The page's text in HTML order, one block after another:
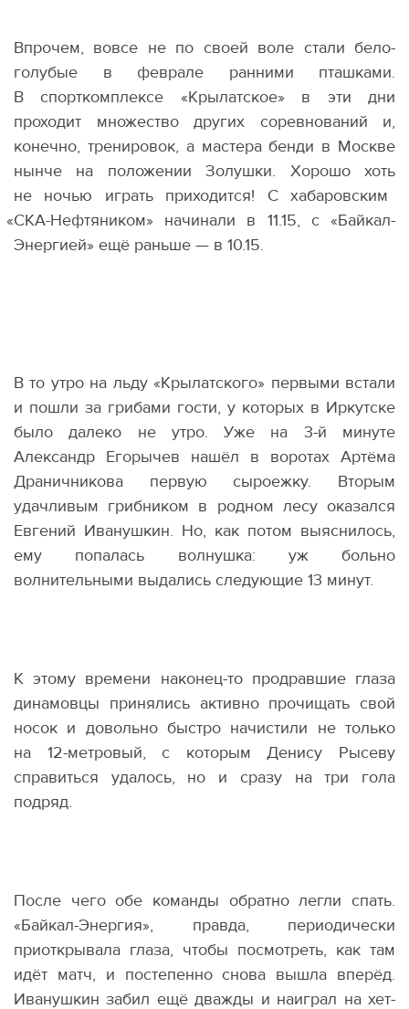
Впрочем, вовсе не по своей воле стали бело-
голубые в феврале ранними пташками.
В спорткомплексе
«Крылатское» в эти дни
проходит множество других соревнований и,
конечно, тренировок, а мастера бенди в Москве
нынче на положении Золушки. Хорошо хоть
не ночью играть приходится! С хабаровским
«СКА-Нефтяником» начинали в 11.15, с «Байкал-
Энергией» ещё раньше — в 10.15.
В то утро на льду «Крылатского» первыми встали
и пошли за грибами гости, у которых в Иркутске
было далеко не утро. Уже на 3-й минуте
Александр Егорычев нашёл в воротах Артёма
Драничникова первую сыроежку. Вторым
удачливым грибником в родном лесу оказался
Евгений Иванушкин. Но, как потом выяснилось,
ему попалась волнушка: уж больно
волнительными выдались следующие 13 минут.
К этому времени наконец-то продравшие глаза
динамовцы принялись активно прочищать свой
носок и довольно быстро начистили не только
на 12-метровый, с которым Денису Рысеву
справиться удалось, но и сразу на три гола
подряд.
После чего обе команды обратно легли спать.
«Байкал-Энергия», правда, периодически
приоткрывала глаза, чтобы посмотреть, как там
идёт матч, и постепенно снова вышла вперёд.
Иванушкин забил ещё дважды и наиграл на хет-